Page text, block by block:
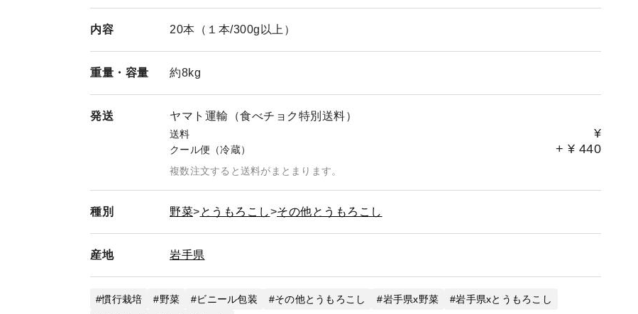
内容 20本（１本/300g以上）
重量・ 容量 約8kg
発送 ヤマト運輸（食べチョク特別送料）
送料 ¥
クール便（冷蔵） + ¥ 440
複数注文すると送料がまとまります。
種別 野菜 とうもろこし その他とうもろこし
産地 岩手県
慣行栽培 野菜 ビニール包装 その他とうもろこし 岩手県x野菜
岩手県xとうもろこし